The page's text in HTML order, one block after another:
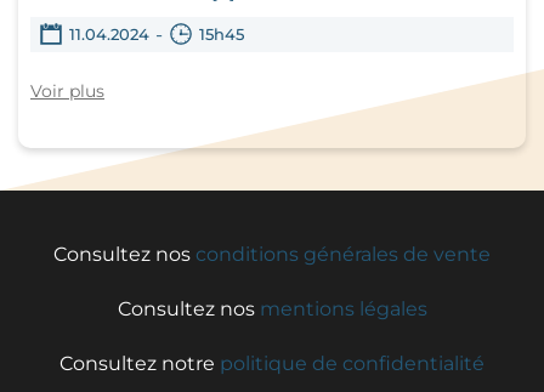
11.04.2024 - 15h45
Voir plus
Consultez nos conditions générales de vente
Consultez nos mentions légales
Consultez notre politique de confidentialité